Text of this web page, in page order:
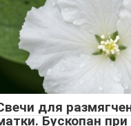
для
Бускопан